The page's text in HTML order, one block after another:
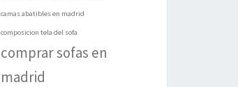
camas abatibles en madrid
composicion tela del sofa
comprar sofas en
madrid